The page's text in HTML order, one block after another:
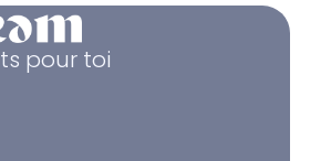
pour toi